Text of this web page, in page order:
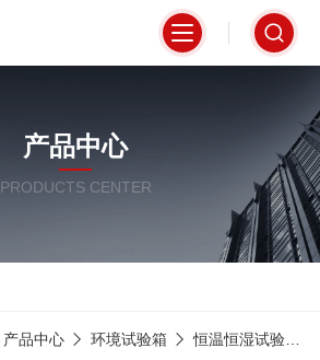
产品中心
PRODUCTS CENTER
产品中心 环境试验箱 恒温恒湿试验箱